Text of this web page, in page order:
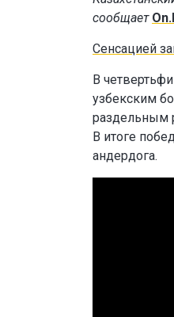
сообщает
Сенсацией
В
узбекским
раздельным
В итоге
андердога.